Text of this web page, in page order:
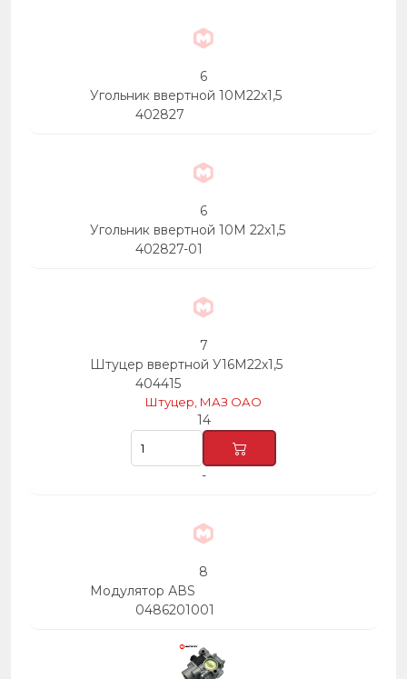
6
Угольник ввертной 10М22х1,5
402827
6
Угольник ввертной 10М 22х1,5
402827-01
7
Штуцер ввертной У16М22х1,5
404415
Штуцер, МАЗ ОАО
14
-
8
Модулятор АВS
0486201001